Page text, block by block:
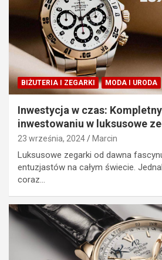
BIŻUTERIA I ZEGARKI MODA I URODA
Inwestycja w czas:
inwestowaniu w luksusowe
23 września, 2024 Marcin
Luksusowe zegarki od dawna
entuzjastów na całym świecie.
coraz…